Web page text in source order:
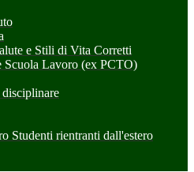
e Stili di Vita Corretti
Scuola Lavoro (ex PCTO)
Studenti rientranti dall'estero